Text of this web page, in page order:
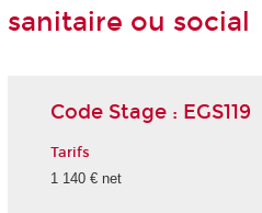
sanitaire ou social
Code Stage : EGS119
Tarifs
1 140 € net